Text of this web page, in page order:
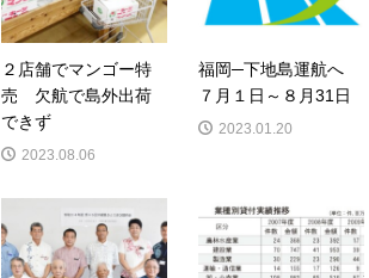
２店舗でマンゴー特
売 欠航で島外出荷
できず
2023.08.06
福岡─下地島運航へ
７月１日～８月31日
2023.01.20